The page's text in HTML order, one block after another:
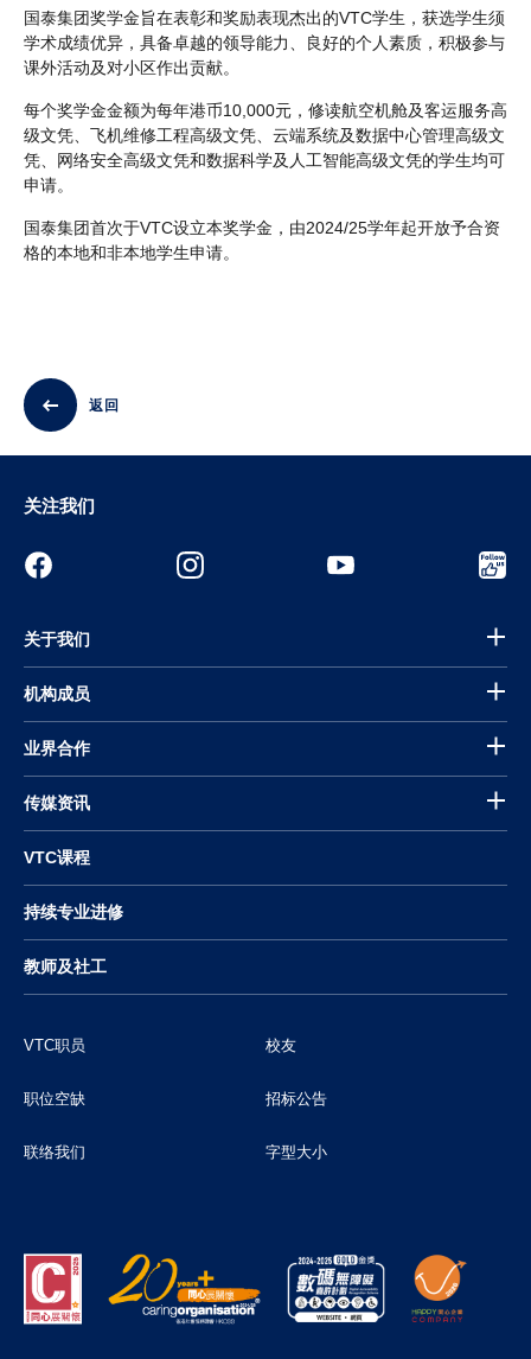
国泰集团奖学金旨在表彰和奖励表现杰出的VTC学生，获选学生须
学术成绩优异，具备卓越的领导能力、良好的个人素质，积极参与
课外活动及对小区作出贡献。
每个奖学金金额为每年港币10,000元，修读航空机舱及客运服务高
级文凭、飞机维修工程高级文凭、云端系统及数据中心管理高级文
凭、网络安全高级文凭和数据科学及人工智能高级文凭的学生均可
申请。
国泰集团首次于VTC设立本奖学金，由2024/25学年起开放予合资
格的本地和非本地学生申请。
返回
关注我们
关于我们
机构成员
业界合作
传媒资讯
VTC课程
持续专业进修
教师及社工
VTC职员 校友
职位空缺 招标公告
联络我们 字型大小